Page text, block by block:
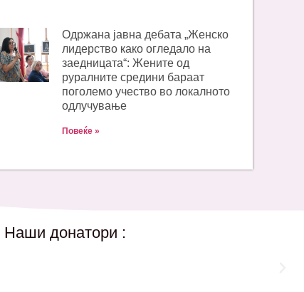
Одржана јавна дебата „Женско
лидерство како огледало на
заедницата“: Жените од
руралните средини бараат
поголемо учество во локалното
одлучување
Повеќе »
Наши донатори :